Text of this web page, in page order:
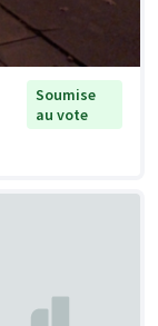
Soumise
au vote